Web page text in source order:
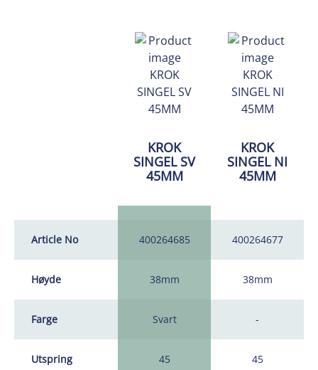
Article No
Høyde
Farge
Utspring
KROK
SINGEL SV
45MM
400264685
38mm
Svart
45
KROK
SINGEL NI
45MM
400264677
38mm
-
45